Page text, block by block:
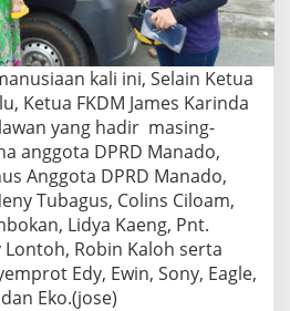
kali ini, Selain Ketua
Ketua FKDM James Karinda
yang hadir masing-
anggota DPRD Manado,
Anggota DPRD Manado,
Tubagus, Colins Ciloam,
Lidya Kaeng, Pnt.
Robin Kaloh serta
Edy, Ewin, Sony, Eagle,
Eko.(jose)